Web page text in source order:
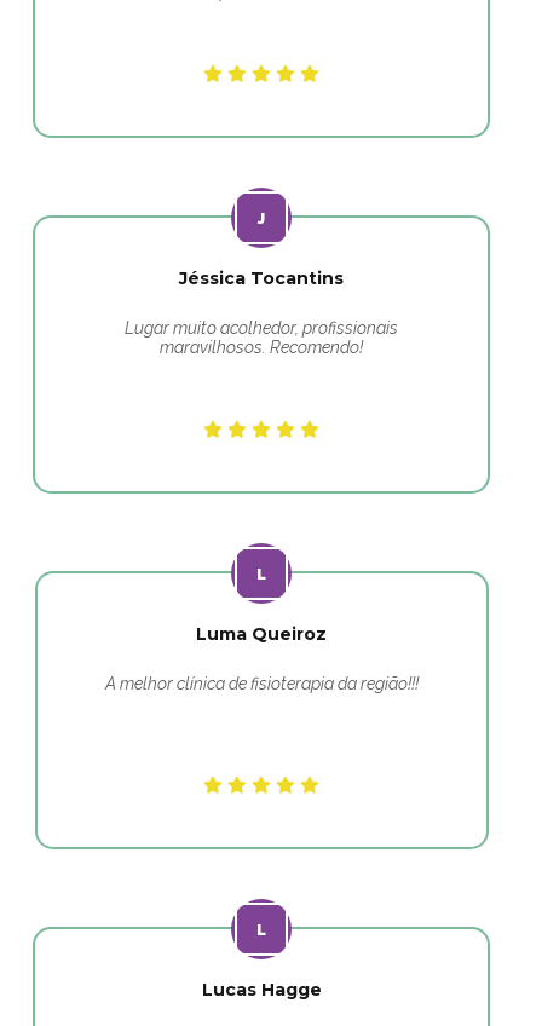
Jéssica Tocantins
Lugar muito acolhedor, profissionais
maravilhosos. Recomendo!
Luma Queiroz
A melhor clínica de fisioterapia da região!!!
Lucas Hagge